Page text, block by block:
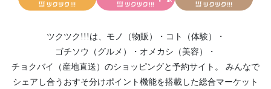
ツクツク!!!は、 モノ（物販） ・ コト（体験）
・
ゴチソウ（グルメ）
・ オメカシ（美容）
・
チョクバイ（産地直送） のショッピングと予約サイト。
みんなで
シェアし合う おすそ分けポイント機能を搭載した総合マーケット